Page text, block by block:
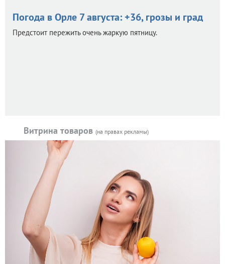
Погода в Орле 7 августа: +36, грозы и град
Предстоит пережить очень жаркую пятницу.
Витрина товаров (на правах рекламы)